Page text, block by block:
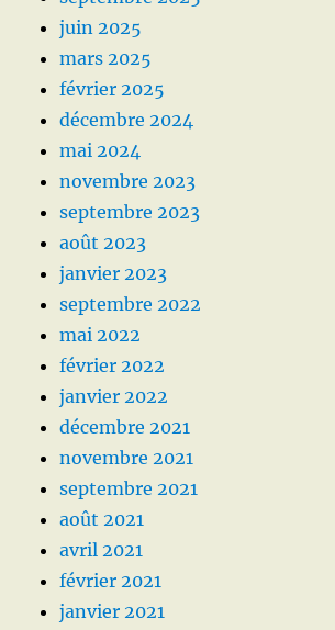
juin 2025
mars 2025
février 2025
décembre 2024
mai 2024
novembre 2023
septembre 2023
août 2023
janvier 2023
septembre 2022
mai 2022
février 2022
janvier 2022
décembre 2021
novembre 2021
septembre 2021
août 2021
avril 2021
février 2021
janvier 2021